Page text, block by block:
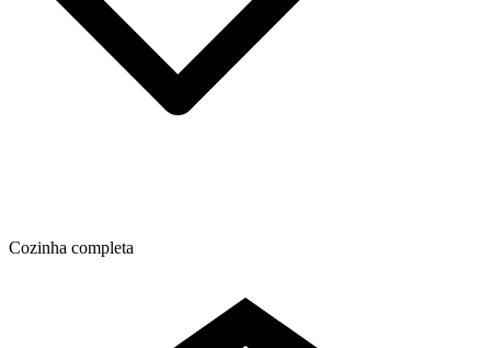
Cozinha completa